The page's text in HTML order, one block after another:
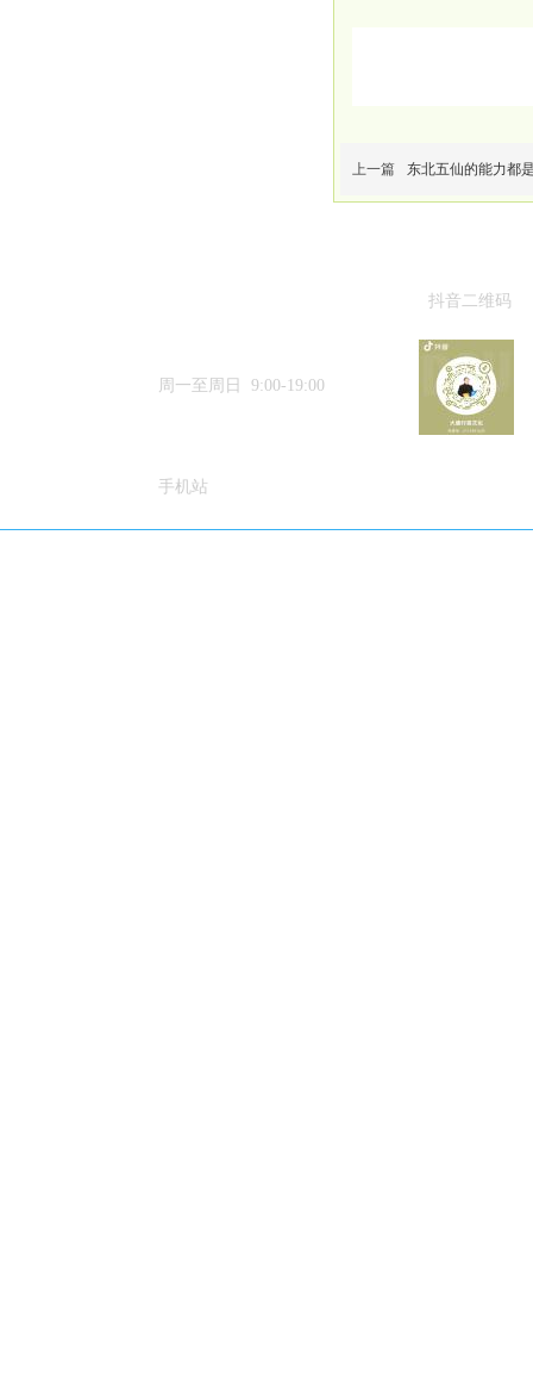
上一篇 东北五仙的能力都
周一至周日 9:00-19:00
抖音二维码
手机站